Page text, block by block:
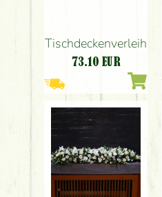
Tischdeckenverleih
73.10 EUR